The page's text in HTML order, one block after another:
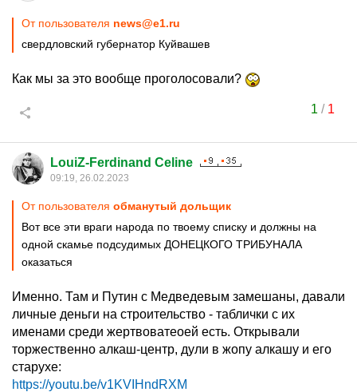
От пользователя news@e1.ru
свердловский губернатор Куйвашев
Как мы за это вообще проголосовали?
1 / 1
LouiZ-Ferdinand Celine
09:19, 26.02.2023
От пользователя обманутый дольщик
Вот все эти враги народа по твоему списку и должны на
одной скамье подсудимых ДОНЕЦКОГО ТРИБУНАЛА
оказаться
Именно. Там и Путин с Медведевым замешаны, давали
личные деньги на строительство - таблички с их
именами среди жертвоватеоей есть. Открывали
торжественно алкаш-центр, дули в жопу алкашу и его
старухе:
https://youtu.be/v1KVIHndRXM